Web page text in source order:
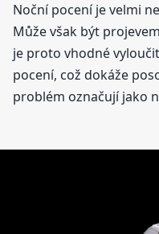
Noční pocení je velmi
Může však být
je proto vhodné
pocení, což dokáže
problém označují jako